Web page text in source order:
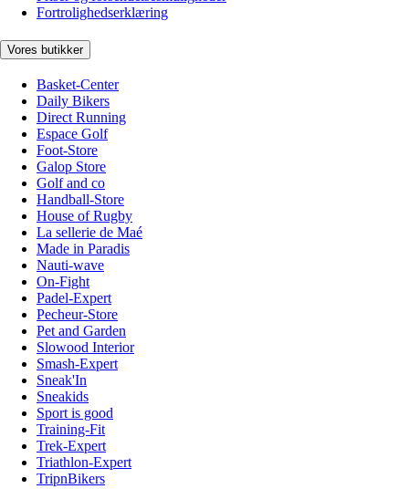
Fortrolighedserklæring
Vores butikker
Basket-Center
Daily Bikers
Direct Running
Espace Golf
Foot-Store
Galop Store
Golf and co
Handball-Store
House of Rugby
La sellerie de Maé
Made in Paradis
Nauti-wave
On-Fight
Padel-Expert
Pecheur-Store
Pet and Garden
Slowood Interior
Smash-Expert
Sneak'In
Sneakids
Sport is good
Training-Fit
Trek-Expert
Triathlon-Expert
TripnBikers